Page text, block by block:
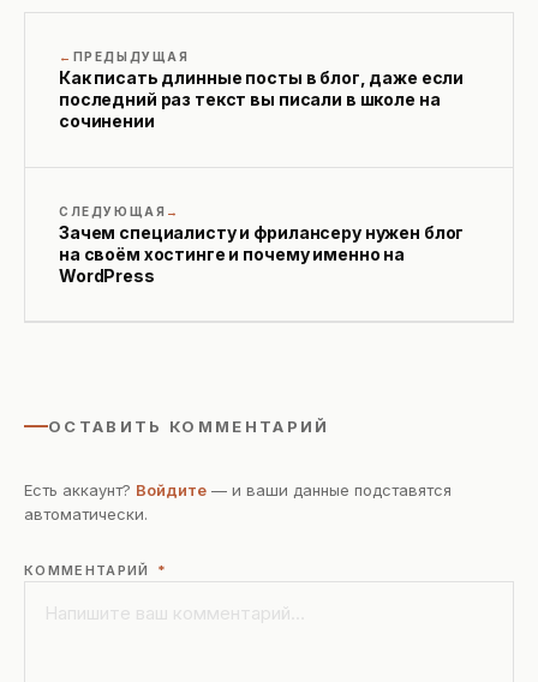
ПРЕДЫДУЩАЯ
Как писать длинные посты в блог, даже если
последний раз текст вы писали в школе на
сочинении
СЛЕДУЮЩАЯ
Зачем специалисту и фрилансеру нужен блог
на своём хостинге и почему именно на
WordPress
ОСТАВИТЬ КОММЕНТАРИЙ
Есть аккаунт? Войдите — и ваши данные подставятся
автоматически.
КОММЕНТАРИЙ *